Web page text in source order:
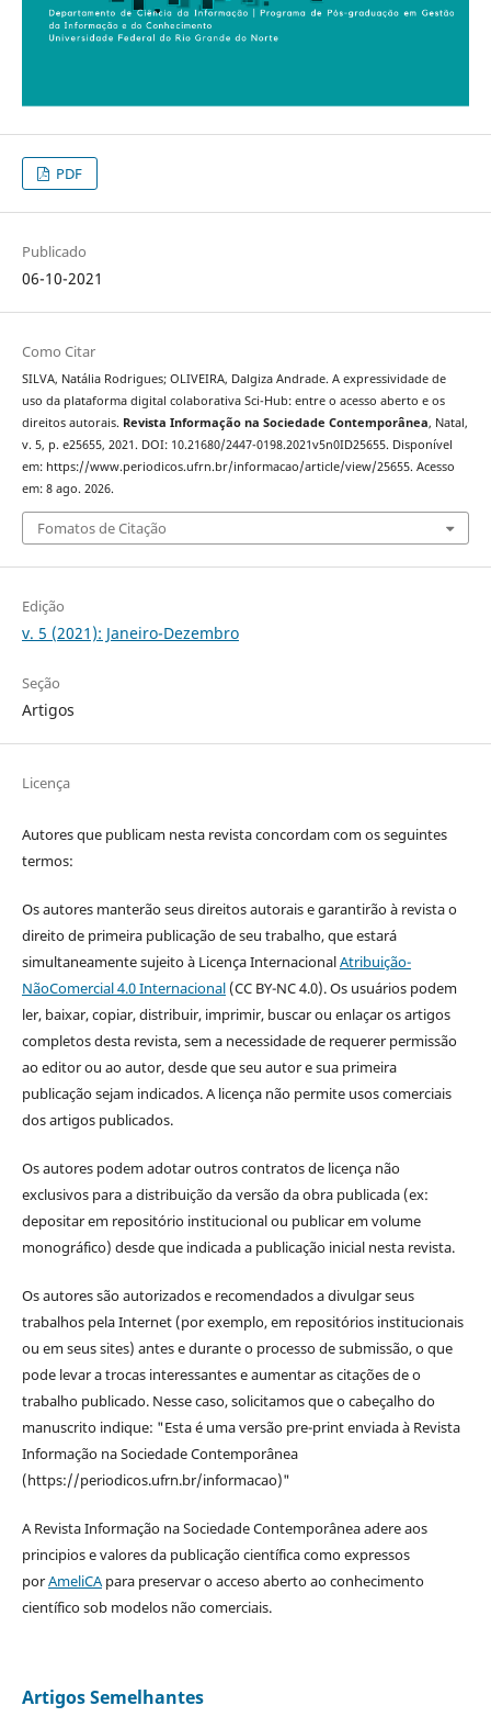
PDF
Publicado
06-10-2021
Como Citar
SILVA, Natália Rodrigues; OLIVEIRA, Dalgiza Andrade. A expressividade de
uso da plataforma digital colaborativa Sci-Hub: entre o acesso aberto e os
direitos autorais. Revista Informação na Sociedade Contemporânea, Natal,
v. 5, p. e25655, 2021. DOI: 10.21680/2447-0198.2021v5n0ID25655. Disponível
em: https://www.periodicos.ufrn.br/informacao/article/view/25655. Acesso
em: 8 ago. 2026.
Fomatos de Citação
Edição
v. 5 (2021): Janeiro-Dezembro
Seção
Artigos
Licença
Autores que publicam nesta revista concordam com os seguintes
termos:
Os autores manterão seus direitos autorais e garantirão à revista o
direito de primeira publicação de seu trabalho, que estará
simultaneamente sujeito à Licença InternacionalAtribuição-
NãoComercial 4.0 Internacional(CC BY-NC 4.0). Os usuários podem
ler, baixar, copiar, distribuir, imprimir, buscar ou enlaçar os artigos
completos desta revista, sem a necessidade de requerer permissão
ao editor ou ao autor, desde que seu autor e sua primeira
publicação sejam indicados. A licença não permite usos comerciais
dos artigos publicados.
Os autores podem adotar outros contratos de licença não
exclusivos para a distribuição da versão da obra publicada (ex:
depositar em repositório institucional ou publicar em volume
monográfico) desde que indicada a publicação inicial nesta revista.
Os autores são autorizados e recomendados a divulgar seus
trabalhos pela Internet (por exemplo, em repositórios institucionais
ou em seus sites) antes e durante o processo de submissão, o que
pode levar a trocas interessantes e aumentar as citações de o
trabalho publicado. Nesse caso, solicitamos que o cabeçalho do
manuscrito indique: "Esta é uma versão pre-print enviada à Revista
Informação na Sociedade Contemporânea
(https://periodicos.ufrn.br/informacao)"
A Revista Informação na Sociedade Contemporânea adere aos
principios e valores da publicação científica como expressos
porAmeliCApara preservar o acceso aberto ao conhecimento
científico sob modelos não comerciais.
Artigos Semelhantes